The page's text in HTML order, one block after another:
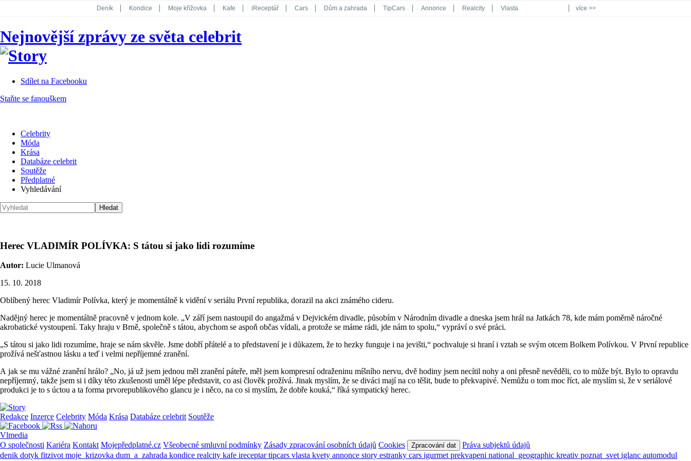
Deník Kondice Moje křížovka Kafe iReceptář Cars Dům a zahrada TipCars Annonce Realcity Vlasta
Koktejl
více >>
Nejnovější zprávy ze světa celebrit
Sdílet na Facebooku
Staňte se fanouškem
Celebrity
Móda
Krása
Databáze celebrit
Soutěže
Předplatné
Vyhledávání
Herec VLADIMÍR POLÍVKA: S tátou si jako lidi rozumíme
Autor: Lucie Ulmanová
15. 10. 2018
Oblíbený herec Vladimír Polívka, který je momentálně k vidění v seriálu První republika, dorazil na akci známého cideru.
Nadějný herec je momentálně pracovně v jednom kole. „V září jsem nastoupil do angažmá v Dejvickém divadle, působím v Národním divadle a dneska jsem hrál na Jatkách 78, kde mám poměrně náročné
akrobatické vystoupení. Taky hraju v Brně, společně s tátou, abychom se aspoň občas vídali, a protože se máme rádi, jde nám to spolu,“ vypráví o své práci.
„S tátou si jako lidi rozumíme, hraje se nám skvěle. Jsme dobří přátelé a to představení je i důkazem, že to hezky funguje i na jevišti,“ pochvaluje si hraní i vztah se svým otcem Bolkem Polívkou. V První republice
prožívá nešťastnou lásku a teď i velmi nepříjemné zranění.
A jak se mu vážné zranění hrálo? „No, já už jsem jednou měl zranění páteře, měl jsem kompresní odraženinu míšního nervu, dvě hodiny jsem necítil nohy a oni přesně nevěděli, co to může být. Bylo to opravdu
nepříjemný, takže jsem si i díky této zkušenosti uměl lépe představit, co asi člověk prožívá. Jinak myslím, že se diváci mají na co těšit, bude to překvapivé. Nemůžu o tom moc říct, ale myslím si, že v seriálové
produkci je to s úctou a ta forma prvorepublikového glancu je i něco, na co si myslím, že dobře kouká,“ říká sympatický herec.
Redakce Inzerce Celebrity Móda Krása Databáze celebrit Soutěže
Vlmedia
O společnosti Kariéra Kontakt Mojepředplatné.cz Všeobecné smluvní podmínky Zásady zpracování osobních údajů Cookies Zpracování dat
Práva subjektů údajů
denik dotyk fitzivot moje_krizovka dum_a_zahrada kondice realcity kafe ireceptartipcars vlasta kvety annonce story estranky cars igurmet prekvapeni national_geographic kreativ poznat_svet iglanc automodul